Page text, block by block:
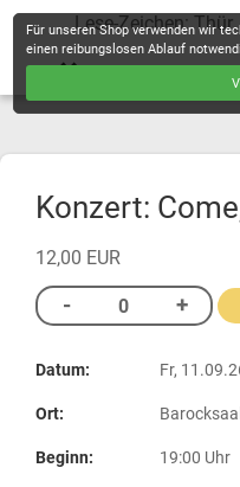
Lese-Zeichen:
Konzert:
12,00 EUR
Datum: Fr,
Ort:
Beginn: 19:00 Uhr
Für unseren Shop verwenden wir
einen reibungslosen Ablauf